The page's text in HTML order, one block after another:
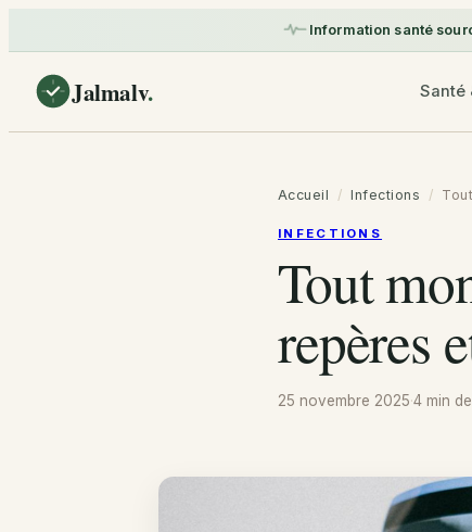
Information santé
Jalmalv. Santé
Accueil / Infections /
INFECTIONS
Tout
repères
25 novembre 2025·4 min